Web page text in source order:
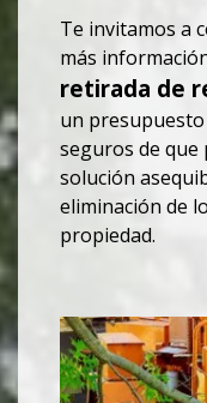
Te invitamos a
más
retirada de
un
seguros de que
solución
eliminación de
propiedad.